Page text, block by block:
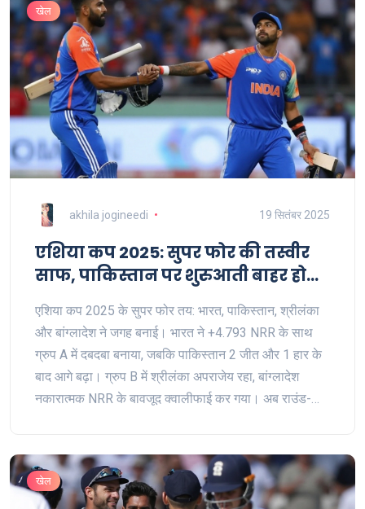
खेल
akhila jogineedi 19 सितंबर 2025
एशिया कप 2025: सुपर फोर की तस्वीर
साफ, पाकिस्तान पर शुरुआती बाहर होने
एशिया कप 2025 के सुपर फोर तय: भारत, पाकिस्तान, श्रीलंका
और बांग्लादेश ने जगह बनाई। भारत ने +4.793 NRR के साथ
ग्रुप A में दबदबा बनाया, जबकि पाकिस्तान 2 जीत और 1 हार के
बाद आगे बढ़ा। ग्रुप B में श्रीलंका अपराजेय रहा, बांग्लादेश
नकारात्मक NRR के बावजूद क्वालीफाई कर गया। अब राउंड-
खेल